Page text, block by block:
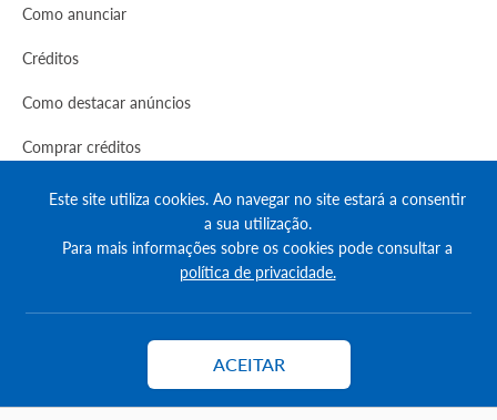
Como anunciar
Créditos
Como destacar anúncios
Comprar créditos
FAQs
Informação
Pesquisa Certificados SCE
Este site utiliza cookies. Ao navegar no site estará a consentir
a sua utilização.
Para mais informações sobre os cookies pode consultar a
política de privacidade.
ACEITAR